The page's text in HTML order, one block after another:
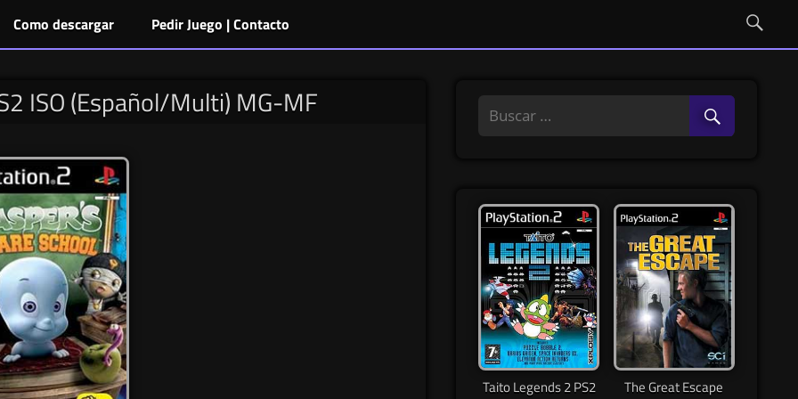
Como descargar Pedir Juego | Contacto
ISO (Español/Multi) MG-MF
Taito Legends 2 PS2
The Great Escape